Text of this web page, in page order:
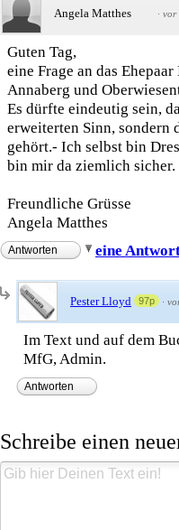
Angela Matthes · vor
Guten Tag,
eine Frage an das
Annaberg und
Es dürfte eindeutig sein,
erweiterten Sinn, sondern
gehört.- Ich selbst bin
bin mir da ziemlich sicher.
Freundliche Grüsse
Angela Matthes
Antworten eine
Pester Lloyd 97p ·
Im Text und auf dem
MfG, Admin.
Antworten
Schreibe einen